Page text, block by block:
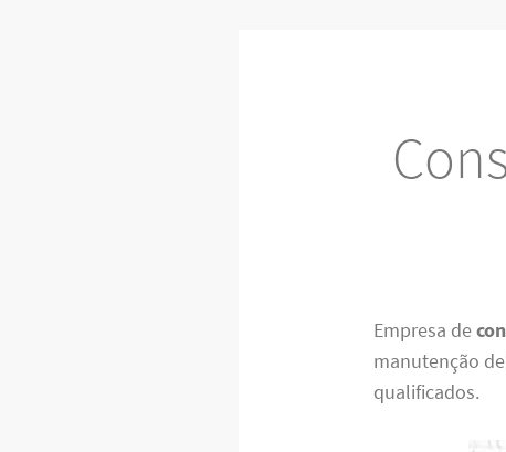
Empresa de
manutenção
qualificados.